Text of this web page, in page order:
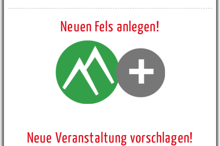
Neuen Fels anlegen!
Neue Veranstaltung vorschlagen!